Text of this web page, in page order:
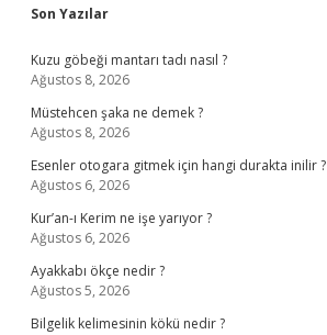
Sidebar
Son Yazılar
Kuzu göbeği mantarı tadı nasıl ?
Ağustos 8, 2026
Müstehcen şaka ne demek ?
Ağustos 8, 2026
Esenler otogara gitmek için hangi durakta inilir ?
Ağustos 6, 2026
Kur’an-ı Kerim ne işe yarıyor ?
Ağustos 6, 2026
Ayakkabı ökçe nedir ?
Ağustos 5, 2026
Bilgelik kelimesinin kökü nedir ?